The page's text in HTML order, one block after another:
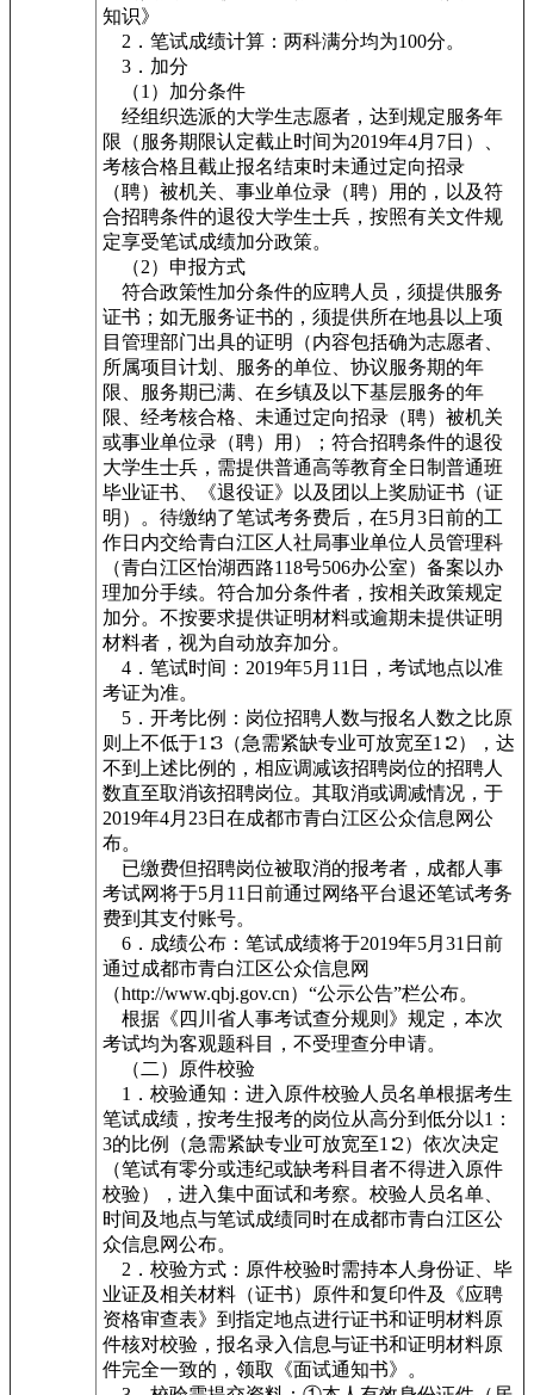
知识》
2．笔试成绩计算：两科满分均为100分。
3．加分
（1）加分条件
经组织选派的大学生志愿者，达到规定服务年
限（服务期限认定截止时间为2019年4月7日）、
考核合格且截止报名结束时未通过定向招录
（聘）被机关、事业单位录（聘）用的，以及符
合招聘条件的退役大学生士兵，按照有关文件规
定享受笔试成绩加分政策。
（2）申报方式
符合政策性加分条件的应聘人员，须提供服务
证书；如无服务证书的，须提供所在地县以上项
目管理部门出具的证明（内容包括确为志愿者、
所属项目计划、服务的单位、协议服务期的年
限、服务期已满、在乡镇及以下基层服务的年
限、经考核合格、未通过定向招录（聘）被机关
或事业单位录（聘）用）；符合招聘条件的退役
大学生士兵，需提供普通高等教育全日制普通班
毕业证书、《退役证》以及团以上奖励证书（证
明）。待缴纳了笔试考务费后，在5月3日前的工
作日内交给青白江区人社局事业单位人员管理科
（青白江区怡湖西路118号506办公室）备案以办
理加分手续。符合加分条件者，按相关政策规定
加分。不按要求提供证明材料或逾期未提供证明
材料者，视为自动放弃加分。
4．笔试时间：2019年5月11日，考试地点以准
考证为准。
5．开考比例：岗位招聘人数与报名人数之比原
则上不低于1∶3（急需紧缺专业可放宽至1∶2），达
不到上述比例的，相应调减该招聘岗位的招聘人
数直至取消该招聘岗位。其取消或调减情况，于
2019年4月23日在成都市青白江区公众信息网公
布。
已缴费但招聘岗位被取消的报考者，成都人事
考试网将于5月11日前通过网络平台退还笔试考务
费到其支付账号。
6．成绩公布：笔试成绩将于2019年5月31日前
通过成都市青白江区公众信息网
（http://www.qbj.gov.cn）“公示公告”栏公布。
根据《四川省人事考试查分规则》规定，本次
考试均为客观题科目，不受理查分申请。
（二）原件校验
1．校验通知：进入原件校验人员名单根据考生
笔试成绩，按考生报考的岗位从高分到低分以1：
3的比例（急需紧缺专业可放宽至1∶2）依次决定
（笔试有零分或违纪或缺考科目者不得进入原件
校验），进入集中面试和考察。校验人员名单、
时间及地点与笔试成绩同时在成都市青白江区公
众信息网公布。
2．校验方式：原件校验时需持本人身份证、毕
业证及相关材料（证书）原件和复印件及《应聘
资格审查表》到指定地点进行证书和证明材料原
件核对校验，报名录入信息与证书和证明材料原
件完全一致的，领取《面试通知书》。